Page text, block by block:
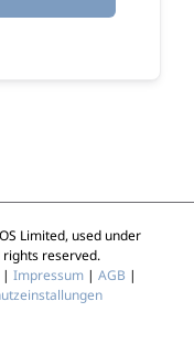
Limited, used under
rights reserved.
| Impressum | AGB |